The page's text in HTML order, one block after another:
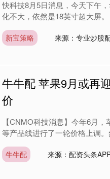
快科技8月5日消息，今天下午
化不大，依然是18英寸超大屏
新宝策略 来源：专业炒股
牛牛配 苹果9月或再
价
【CNMO科技消息】今年6月
等产品线进行了一轮价格上调
牛牛配 来源：配资头条
14070.78 -73.43 -0.52%